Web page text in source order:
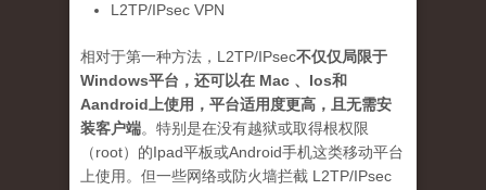
L2TP/IPsec VPN
相对于第一种方法，L2TP/IPsec不仅仅局限于
Windows平台，还可以在 Mac 、Ios和
Aandroid上使用，平台适用度更高，且无需安
装客户端。特别是在没有越狱或取得根权限
（root）的Ipad平板或Android手机这类移动平台
上使用。但一些网络或防火墙拦截 L2TP/IPsec